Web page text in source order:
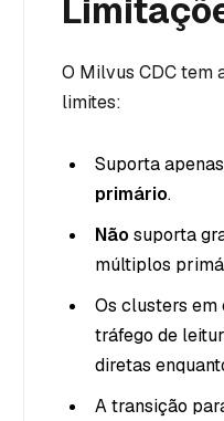
O Milvus CDC tem
limites:
Suporta
primário.
Nãosuporta
múltiplos
Os clusters em
tráfego de
diretas
A transição